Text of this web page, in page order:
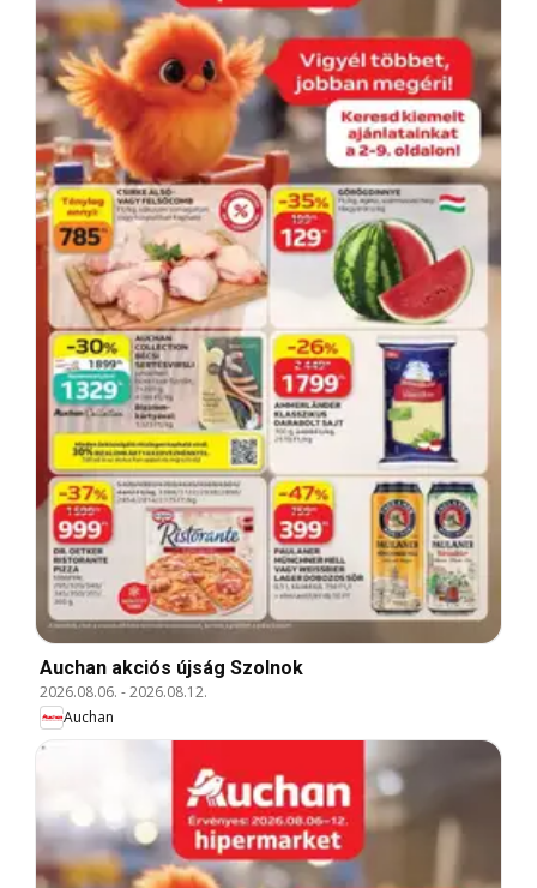
Auchan akciós újság Szolnok
2026.08.06. -2026.08.12.
Auchan